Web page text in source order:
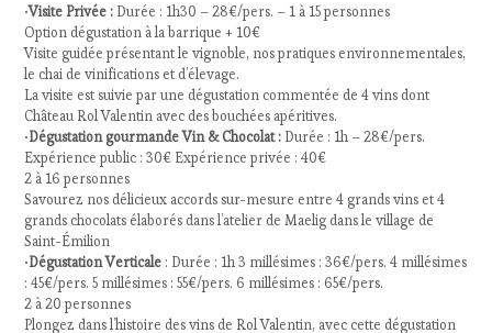
•Visite Privée : Durée : 1h30 – 28€/pers. – 1 à 15 personnes
Option dégustation à la barrique + 10€
Visite guidée présentant le vignoble, nos pratiques environnementales,
le chai de vinifications et d’élevage.
La visite est suivie par une dégustation commentée de 4 vins dont
Château Rol Valentin avec des bouchées apéritives.
•Dégustation gourmande Vin & Chocolat : Durée : 1h – 28€/pers.
Expérience public : 30€ Expérience privée : 40€
2 à 16 personnes
Savourez nos délicieux accords sur-mesure entre 4 grands vins et 4
grands chocolats élaborés dans l’atelier de Maelig dans le village de
Saint-Émilion
•Dégustation Verticale : Durée : 1h 3 millésimes : 36€/pers. 4 millésimes
: 45€/pers. 5 millésimes : 55€/pers. 6 millésimes : 65€/pers.
2 à 20 personnes
Plongez dans l’histoire des vins de Rol Valentin, avec cette dégustation